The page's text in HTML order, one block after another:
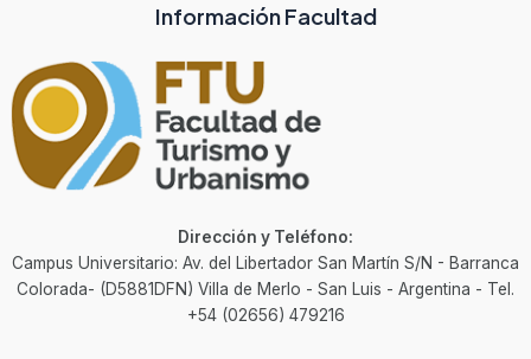
Información Facultad
Dirección y Teléfono:
Campus Universitario: Av. del Libertador San Martín S/N - Barranca
Colorada- (D5881DFN) Villa de Merlo - San Luis - Argentina - Tel.
+54 (02656) 479216